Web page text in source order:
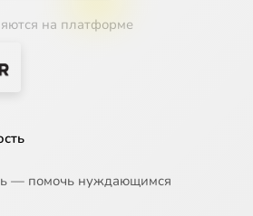
на платформе
— помочь нуждающимся